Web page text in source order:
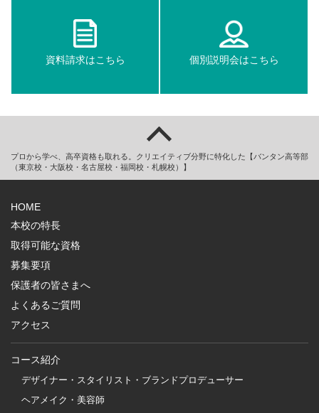
資料請求はこちら 個別説明会はこちら
プロから学べ、高卒資格も取れる。クリエイティブ分野に特化した【バンタン高等部
（東京校・大阪校・名古屋校・福岡校・札幌校）】
HOME
本校の特長
取得可能な資格
募集要項
保護者の皆さまへ
よくあるご質問
アクセス
コース紹介
デザイナー・スタイリスト・ブランドプロデューサー
ヘアメイク・美容師